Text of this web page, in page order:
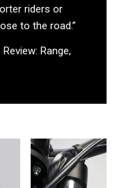
riders or
to the road.”
Range,